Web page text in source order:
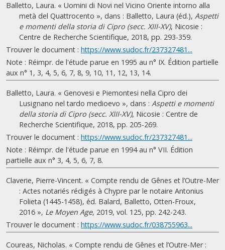
Balletto, Laura. « Uomini di Novi nel Vicino Oriente intorno alla
metà del Quattrocento », dans : Balletto, Laura (éd.), Aspetti
e momenti della storia di Cipro (secc. XIII-XV), Nicosie :
Centre de Recherche Scientifique, 2018, pp. 293-359.
Trouver le document : https://www.sudoc.fr/237327481...
Note : Réimpr. de l'étude parue en 1995 au n° IX. Édition partielle
aux n° 1, 3, 4, 5, 6, 7, 8, 9, 10, 11, 12, 13, 14.
Balletto, Laura. « Genovesi e Piemontesi nella Cipro dei
Lusignano nel tardo medioevo », dans : Aspetti e momenti
della storia di Cipro (secc. XIII-XV), Nicosie : Centre de
Recherche Scientifique, 2018, pp. 205-269.
Trouver le document : https://www.sudoc.fr/237327481...
Note : Réimpr. de l'étude parue en 1994 au n° VII. Édition
partielle aux n° 3, 4, 5, 6, 7, 8.
Claverie, Pierre-Vincent. « Compte rendu de Gênes et l’Outre-Mer
: Actes notariés rédigés à Chypre par le notaire Antonius
Folieta (1445-1458), éd. Balard, Balletto, Otten-Froux,
2016 », Le Moyen Age, 2019, vol. 125, pp. 242-243.
Trouver le document : https://www.sudoc.fr/038755963...
Coureas, Nicholas. « Compte rendu de Gênes et l’Outre-Mer :